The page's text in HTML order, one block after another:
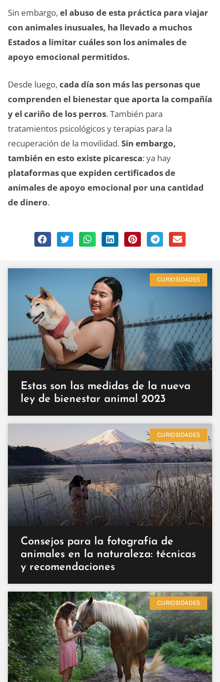
Sin embargo, el abuso de esta práctica para viajar
con animales inusuales, ha llevado a muchos
Estados a limitar cuáles son los animales de
apoyo emocional permitidos.
Desde luego, cada día son más las personas que
comprenden el bienestar que aporta la compañía
y el cariño de los perros. También para
tratamientos psicológicos y terapias para la
recuperación de la movilidad.Sin embargo,
también en esto existe picaresca: ya hay
plataformas que expiden certificados de
animales de apoyo emocional por una cantidad
de dinero.
CURIOSIDADES
Estas son las medidas de la nueva
ley de bienestar animal 2023
CURIOSIDADES
Consejos para la fotografía de
animales en la naturaleza: técnicas
y recomendaciones
CURIOSIDADES